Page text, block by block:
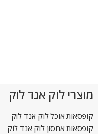
מוצרי לוק אנד לוק
קופסאות אוכל לוק אנד לוק
קופסאות אחסון לוק אנד לוק